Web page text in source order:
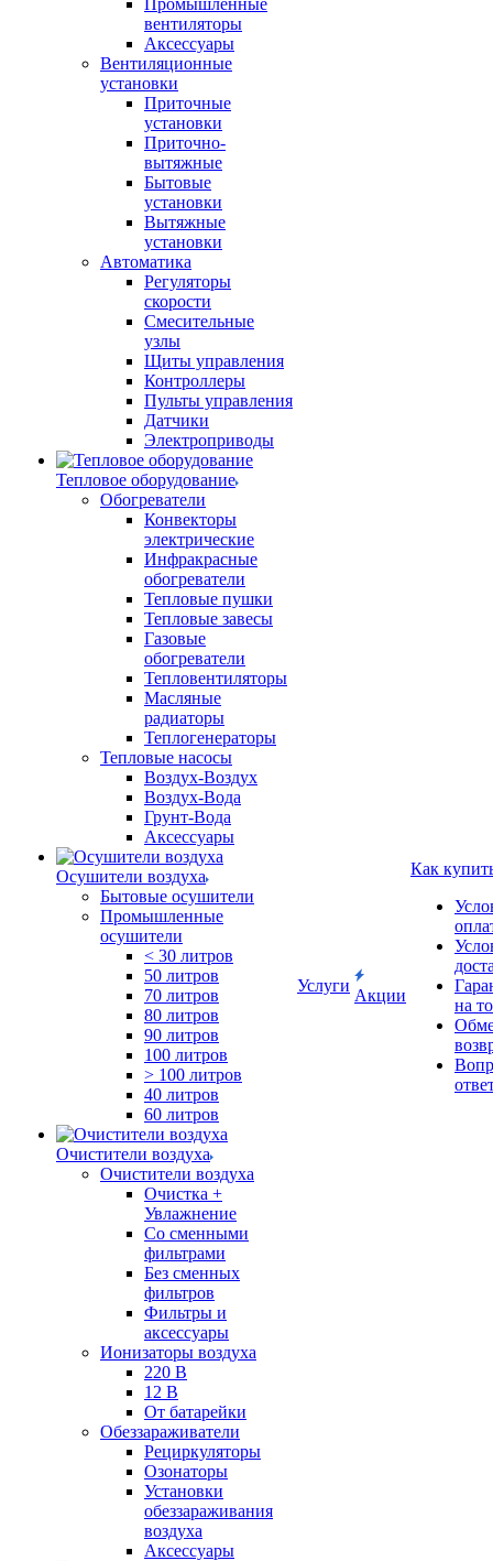
Промышленные
вентиляторы
Аксессуары
Вентиляционные
установки
Приточные
установки
Приточно-
вытяжные
Бытовые
установки
Вытяжные
установки
Автоматика
Регуляторы
скорости
Смесительные
узлы
Щиты управления
Контроллеры
Пульты управления
Датчики
Электроприводы
Тепловое оборудование
Обогреватели
Конвекторы
электрические
Инфракрасные
обогреватели
Тепловые пушки
Тепловые завесы
Газовые
обогреватели
Тепловентиляторы
Масляные
радиаторы
Теплогенераторы
Тепловые насосы
Воздух-Воздух
Воздух-Вода
Грунт-Вода
Аксессуары
Осушители воздуха
Бытовые осушители
Промышленные
осушители
< 30 литров
50 литров
70 литров
80 литров
90 литров
100 литров
> 100 литров
40 литров
60 литров
Очистители воздуха
Очистители воздуха
Очистка +
Увлажнение
Cо сменными
фильтрами
Без сменных
фильтров
Фильтры и
аксессуары
Ионизаторы воздуха
220 В
12 В
От батарейки
Обеззараживатели
Рециркуляторы
Озонаторы
Установки
обеззараживания
воздуха
Аксессуары
Услуги
Акции
Как
на